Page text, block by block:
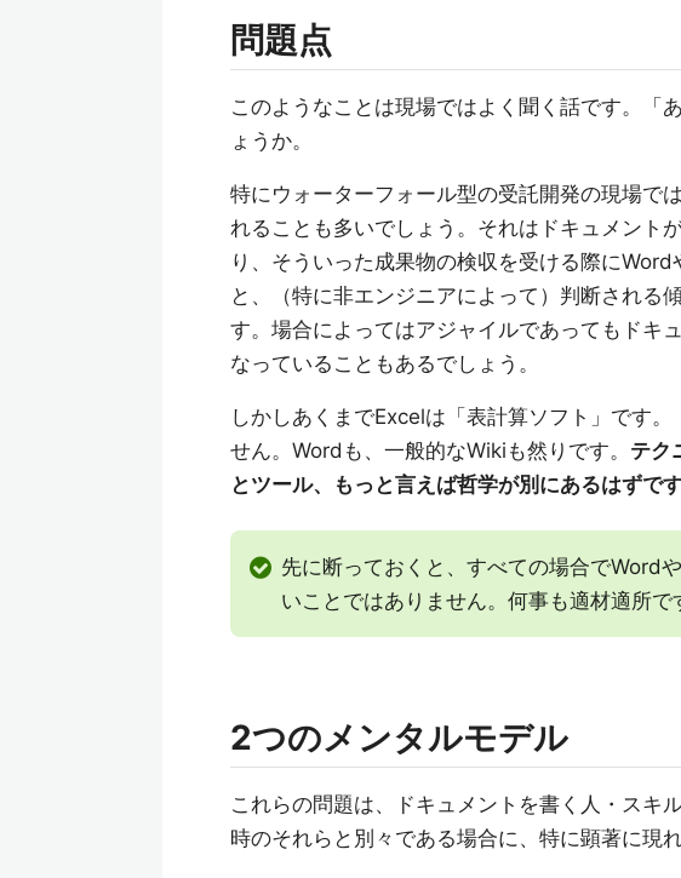
問題点
このようなことは現場ではよく聞く話です。「
ょうか。
特にウォーターフォール型の受託開発の現場で
れることも多いでしょう。それはドキュメント
り、そういった成果物の検収を受ける際にWord
と、（特に非エンジニアによって）判断される
す。場合によってはアジャイルであってもドキ
なっていることもあるでしょう。
しかしあくまでExcelは「表計算ソフト」です
せん。Wordも、一般的なWikiも然りです。 テク
とツール、もっと言えば哲学が別にあるはずです
先に断っておくと、すべての場合でWord
いことではありません。何事も適材適所で
2つのメンタルモデル
これらの問題は、ドキュメントを書く人・スキ
時のそれらと別々である場合に、特に顕著に現れ